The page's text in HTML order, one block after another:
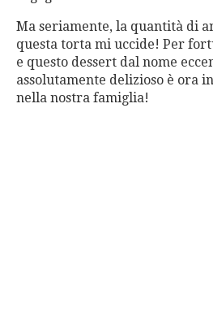
Ma seriamente, la quantità di
questa torta mi uccide! Per
e questo dessert dal nome
assolutamente delizioso è ora
nella nostra famiglia!